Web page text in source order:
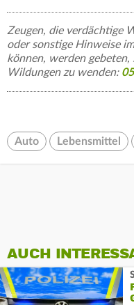
Zeugen, die verdächtige
oder sonstige Hinweise
können, werden gebeten,
Wildungen zu wenden:
Auto Lebensmittel
AUCH